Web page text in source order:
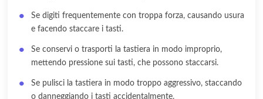
Se digiti frequentemente con troppa forza, causando usura
e facendo staccare i tasti.
Se conservi o trasporti la tastiera in modo improprio,
mettendo pressione sui tasti, che possono staccarsi.
Se pulisci la tastiera in modo troppo aggressivo, staccando
o danneggiando i tasti accidentalmente.